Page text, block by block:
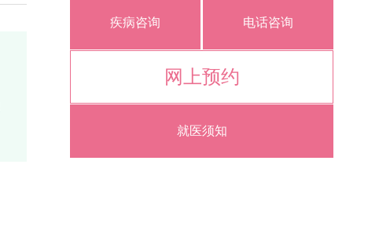
疾病咨询 电话咨询
网上预约
就医须知